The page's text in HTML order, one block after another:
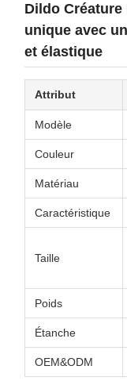
Dildo Créature
unique avec
et élastique
Attribut
Modèle
Couleur
Matériau
Caractéristique
Taille
Poids
Étanche
OEM&ODM